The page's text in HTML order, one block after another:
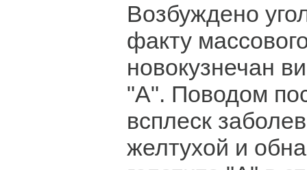
Возбуждено
факту
новокузнечан
"А". Поводом
всплеск
желтухой и